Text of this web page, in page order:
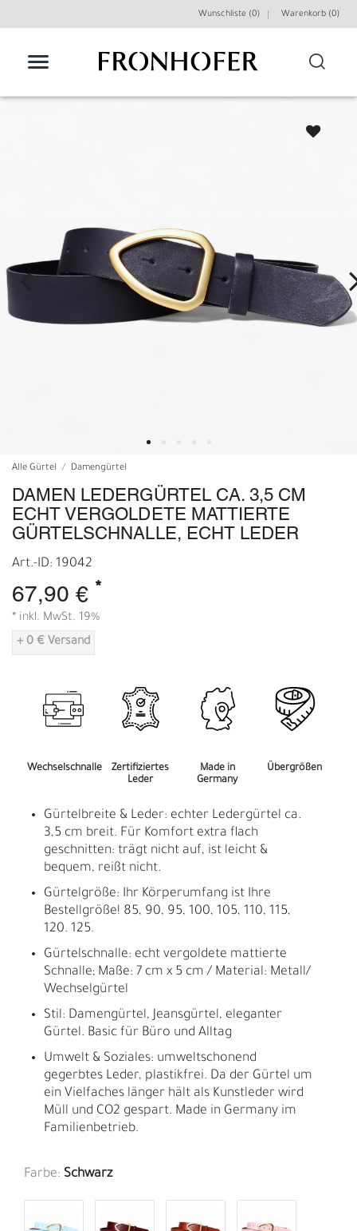
Wunschliste (0) Warenkorb (0)
Alle Gürtel Damengürtel
DAMEN LEDERGÜRTEL CA. 3,5 CM
ECHT VERGOLDETE MATTIERTE
GÜRTELSCHNALLE, ECHT LEDER
Art.-ID: 19042
67,90 € *
* inkl. MwSt. 19%
+ 0 € Versand
Wechselschnalle
Zertifiziertes
Leder
Made in
Germany
Übergrößen
Gürtelbreite & Leder: echter Ledergürtel ca.
3,5 cm breit. Für Komfort extra flach
geschnitten: trägt nicht auf, ist leicht &
bequem, reißt nicht.
Gürtelgröße: Ihr Körperumfang ist Ihre
Bestellgröße! 85, 90, 95, 100, 105, 110, 115,
120. 125.
Gürtelschnalle: echt vergoldete mattierte
Schnalle; Maße: 7 cm x 5 cm / Material: Metall/
Wechselgürtel
Stil: Damengürtel, Jeansgürtel, eleganter
Gürtel. Basic für Büro und Alltag
Umwelt & Soziales: umweltschonend
gegerbtes Leder, plastikfrei. Da der Gürtel um
ein Vielfaches länger hält als Kunstleder wird
Müll und CO2 gespart. Made in Germany im
Familienbetrieb.
Farbe: Schwarz